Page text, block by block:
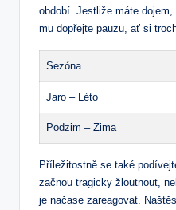
období. Jestliže máte
mu dopřejte pauzu, ať si
Sezóna
Jaro – Léto
Podzim – Zima
Příležitostně se také
začnou tragicky žloutnout,
je načase zareagovat.